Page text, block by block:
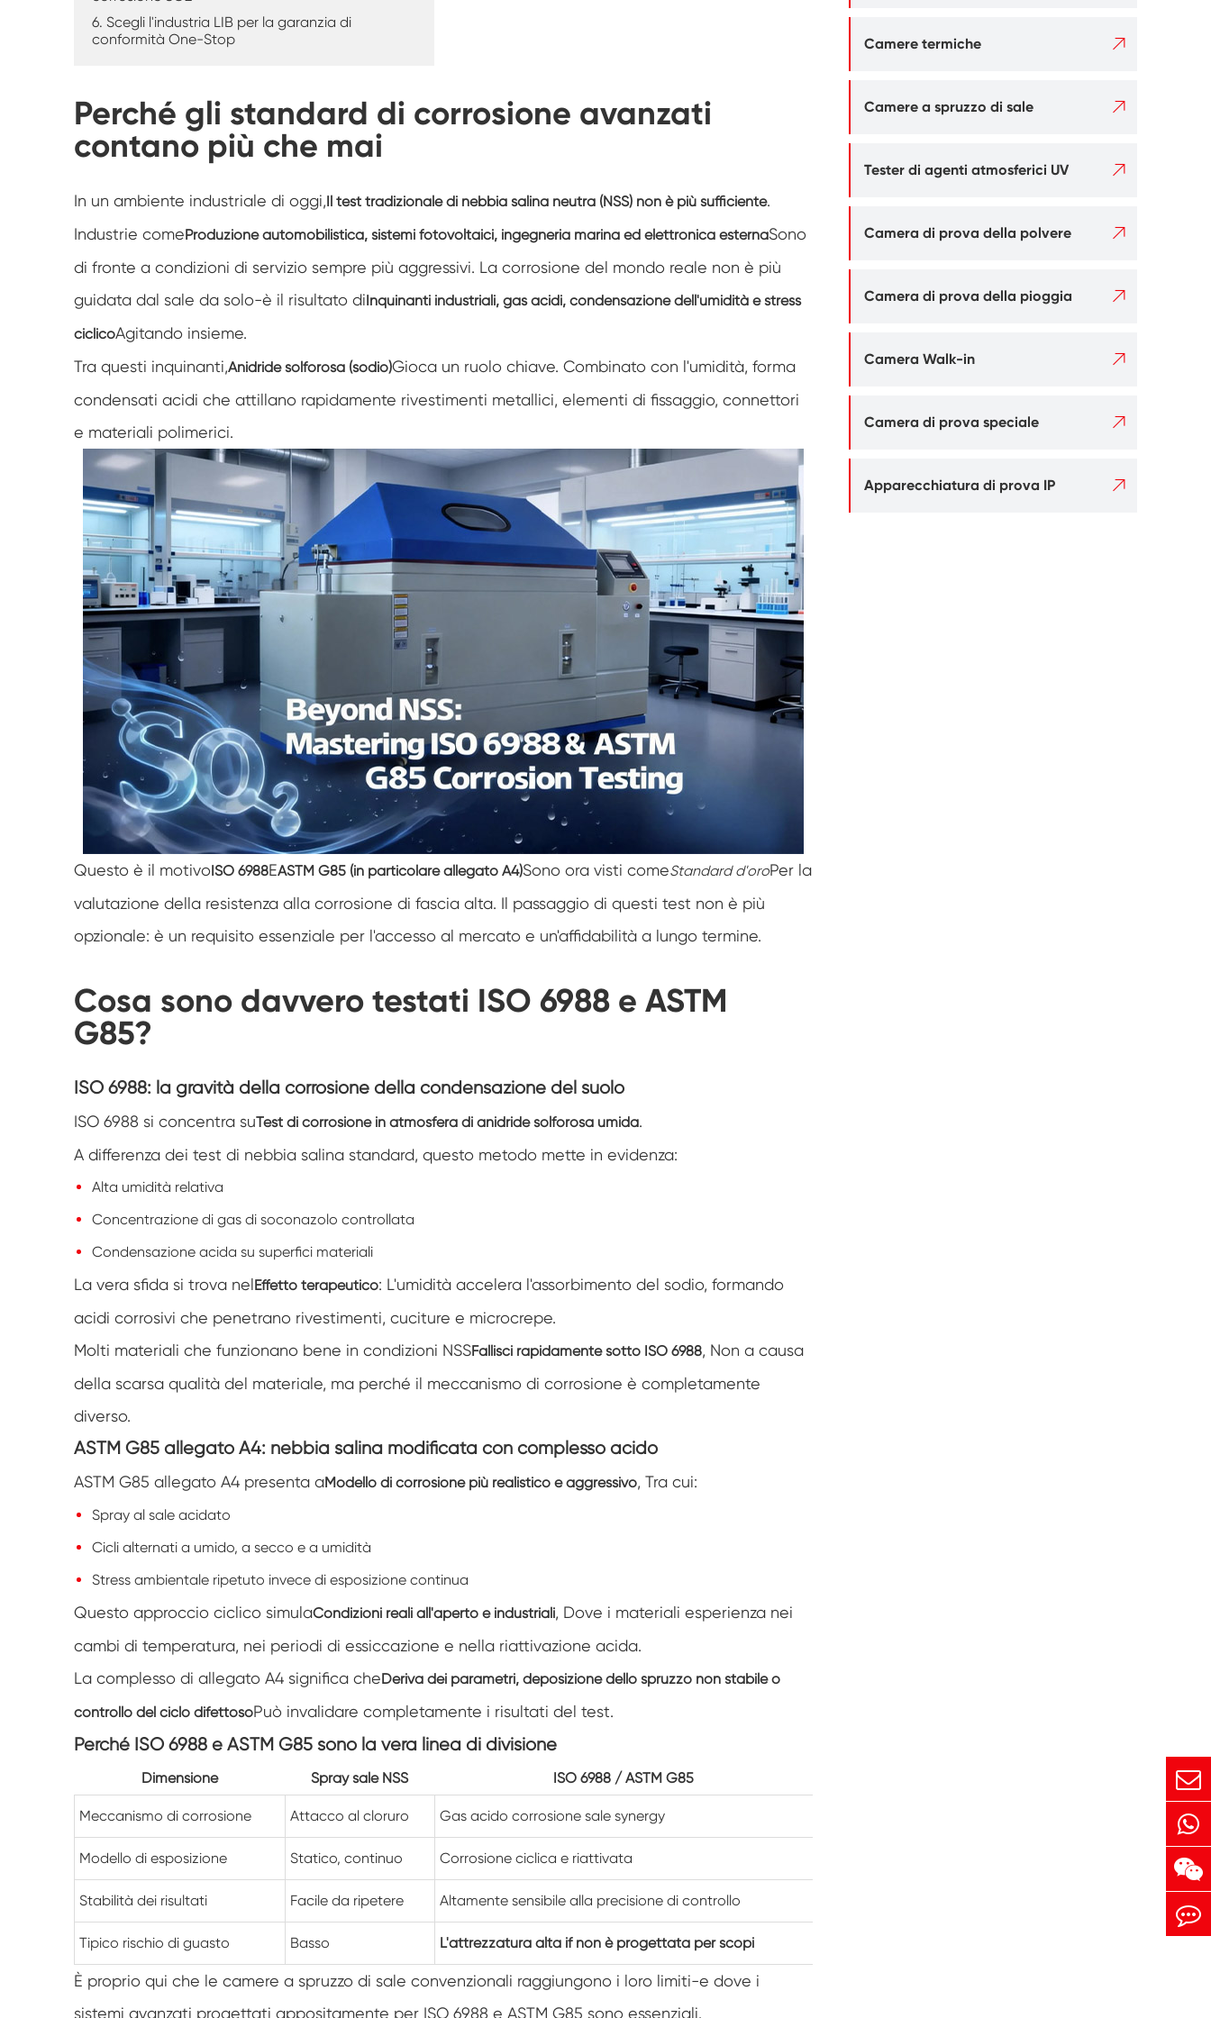
Camera per ambienti freddi
temperatura e spruzzi d'acqua
Camera di fuga termica della batteria
antideflagrante
Camera di congelamento industriale
Camera di umidità della temperatura
Camera di umidità calda e fredda
Camera di prova per la durata di
conservazione
Nebbia salina combinata e camera di prova
climatica
Unità per il controllo ambientale di
Camera di prova della temperatura e della
bassa pressione dell'aria
Camera di simulazione ambientale della
temperatura
Garza a bulbo umido per camere di umidità
della temperatura
Camera di prova ambientale Versatile
Camera di prova ambientale dell'umidità
Camera di abuso termico
Camera di prova ambientale fotovoltaica
Camera di stabilità del Test di
invecchiamento dell'idrolisi
Stoppino umido per camera di prova
per l'umidità della temperatura
Camera di altitudine di temperatura
Dispositivi di test per pannelli fotovoltaici
Camera di umidità Walk In
Camera di temperatura
Camera ambientale Reach-In
Camera antistress ambientale
Apparecchiatura di prova della durata di
Camera di stabilità
Camera ambientale Sub-zero
6. Scegli l'industria LIB per la garanzia di
conformità One-Stop
Perché gli standard di corrosione avanzati
contano più che mai
In un ambiente industriale di oggi,Il test tradizionale di nebbia salina neutra (NSS) non è più sufficiente.
Industrie comeProduzione automobilistica, sistemi fotovoltaici, ingegneria marina ed elettronica esternaSono
di fronte a condizioni di servizio sempre più aggressivi. La corrosione del mondo reale non è più
guidata dal sale da solo-è il risultato diInquinanti industriali, gas acidi, condensazione dell'umidità e stress
ciclicoAgitando insieme.
Tra questi inquinanti,Anidride solforosa (sodio)Gioca un ruolo chiave. Combinato con l'umidità, forma
condensati acidi che attillano rapidamente rivestimenti metallici, elementi di fissaggio, connettori
e materiali polimerici.
Questo è il motivoISO 6988EASTM G85 (in particolare allegato A4)Sono ora visti comeStandard d'oroPer la
valutazione della resistenza alla corrosione di fascia alta. Il passaggio di questi test non è più
opzionale: è un requisito essenziale per l'accesso al mercato e un'affidabilità a lungo termine.
Cosa sono davvero testati ISO 6988 e ASTM
G85?
ISO 6988: la gravità della corrosione della condensazione del suolo
ISO 6988 si concentra suTest di corrosione in atmosfera di anidride solforosa umida.
A differenza dei test di nebbia salina standard, questo metodo mette in evidenza:
Alta umidità relativa
Concentrazione di gas di soconazolo controllata
Condensazione acida su superfici materiali
La vera sfida si trova nelEffetto terapeutico: L'umidità accelera l'assorbimento del sodio, formando
acidi corrosivi che penetrano rivestimenti, cuciture e microcrepe.
Molti materiali che funzionano bene in condizioni NSSFallisci rapidamente sotto ISO 6988, Non a causa
della scarsa qualità del materiale, ma perché il meccanismo di corrosione è completamente
diverso.
ASTM G85 allegato A4: nebbia salina modificata con complesso acido
ASTM G85 allegato A4 presenta aModello di corrosione più realistico e aggressivo, Tra cui:
Spray al sale acidato
Cicli alternati a umido, a secco e a umidità
Stress ambientale ripetuto invece di esposizione continua
Questo approccio ciclico simulaCondizioni reali all'aperto e industriali, Dove i materiali esperienza nei
cambi di temperatura, nei periodi di essiccazione e nella riattivazione acida.
La complesso di allegato A4 significa cheDeriva dei parametri, deposizione dello spruzzo non stabile o
controllo del ciclo difettosoPuò invalidare completamente i risultati del test.
Perché ISO 6988 e ASTM G85 sono la vera linea di divisione
Dimensione Spray sale NSS ISO 6988 / ASTM G85
Meccanismo di corrosione Attacco al cloruro Gas acido corrosione sale synergy
Modello di esposizione Statico, continuo Corrosione ciclica e riattivata
Stabilità dei risultati Facile da ripetere Altamente sensibile alla precisione di controllo
Tipico rischio di guasto Basso L'attrezzatura alta if non è progettata per scopi
È proprio qui che le camere a spruzzo di sale convenzionali raggiungono i loro limiti-e dove i
sistemi avanzati progettati appositamente per ISO 6988 e ASTM G85 sono essenziali.
Camere termiche 
Camere a spruzzo di sale 
Tester di agenti atmosferici UV 
Camera di prova della polvere 
Camera di prova della pioggia 
Camera Walk-in 
Camera di prova speciale 
Apparecchiatura di prova IP 